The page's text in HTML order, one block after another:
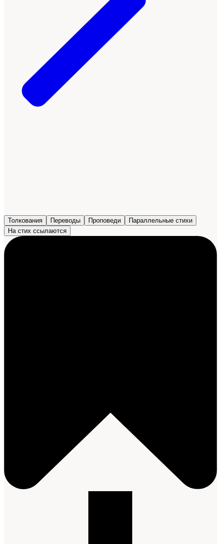
Толкования Переводы Проповеди
Параллельные стихи
На стих ссылаются